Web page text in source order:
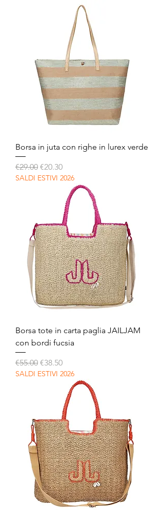
Borsa in juta con righe in lurex verde
Regular Price
€29.00 Sale Price
€20.30
SALDI ESTIVI 2026
Borsa tote in carta paglia JAILJAM
con bordi fucsia
Regular Price
€55.00 Sale Price
€38.50
SALDI ESTIVI 2026